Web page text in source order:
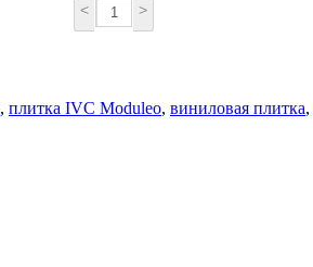
< >
, плитка IVC Moduleo, виниловая плитка,